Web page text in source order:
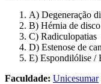
A) Degeneração
B) Hérnia de disco
C) Radiculopatias
D) Estenose de
E) Espondilólise /
Faculdade: Unicesumar